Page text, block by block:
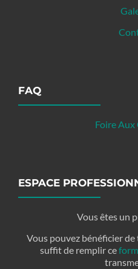
FAQ
Foire
ESPACE
Vous êtes un
Vous pouvez bénéficier
suffit de remplir ce